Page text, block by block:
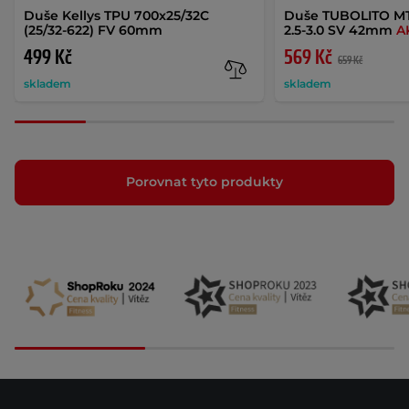
Duše Kellys TPU 700x25/32C
(25/32-622) FV 60mm
499 Kč
skladem
Duše TUBOLITO
2.5-3.0 SV 42mm
569 Kč 659 Kč
skladem
Porovnat tyto produkty